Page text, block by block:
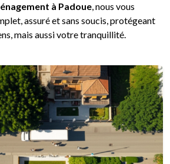
à Padoue, nous vous
assuré et sans soucis, protégeant
mais aussi votre tranquillité.